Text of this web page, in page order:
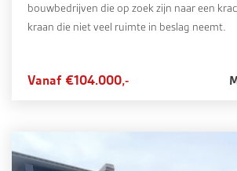
bouwbedrijven die op zoek zijn naar een
kraan die niet veel ruimte in beslag neemt.
Vanaf €104.000,-